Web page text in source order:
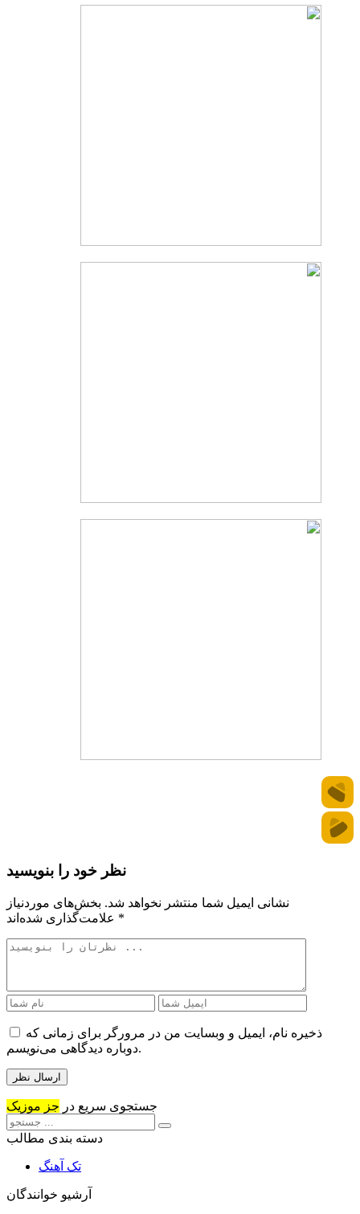
نظر خود را بنویسید
نشانی ایمیل شما منتشر نخواهد شد. بخش‌های موردنیاز
*
ذخیره نام، ایمیل و وبسایت من در مرورگر برای زمانی که
دوباره دیدگاهی می‌نویسم.
جستجوی سریع در جز موزیک
دسته بندی مطالب
تک آهنگ
آرشیو خوانندگان